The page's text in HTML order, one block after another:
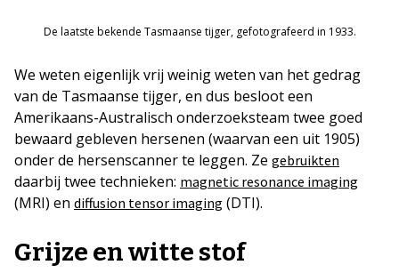
De laatste bekende Tasmaanse tijger, gefotografeerd in 1933.
We weten eigenlijk vrij weinig weten van het gedrag
van de Tasmaanse tijger, en dus besloot een
Amerikaans-Australisch onderzoeksteam twee goed
bewaard gebleven hersenen (waarvan een uit 1905)
onder de hersenscanner te leggen. Ze gebruikten
daarbij twee technieken: magnetic resonance imaging
(MRI) en diffusion tensor imaging (DTI).
Grijze en witte stof